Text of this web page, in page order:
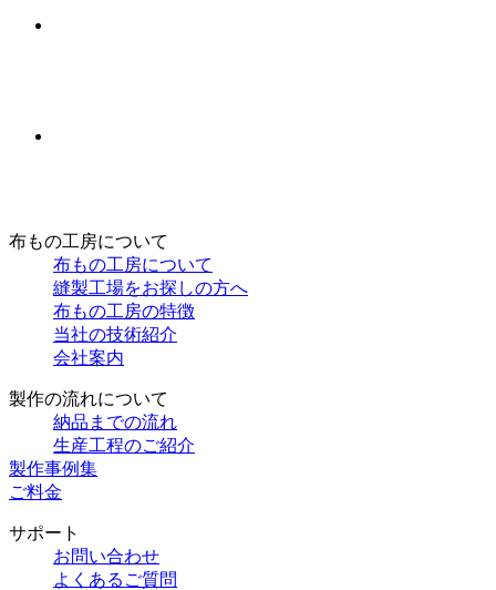
布もの工房について
布もの工房について
縫製工場をお探しの方へ
布もの工房の特徴
当社の技術紹介
会社案内
製作の流れについて
納品までの流れ
生産工程のご紹介
製作事例集
ご料金
サポート
お問い合わせ
よくあるご質問